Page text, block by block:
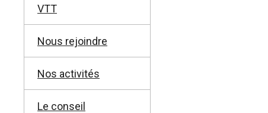
VTT
Nous rejoindre
Nos activités
Le conseil